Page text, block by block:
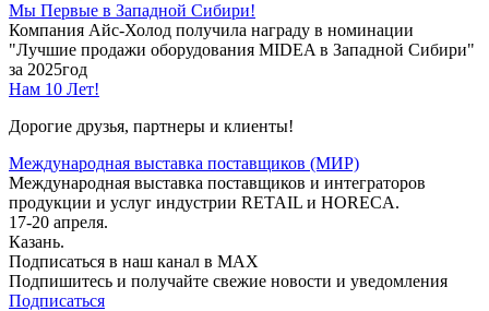
Мы Первые в Западной Сибири!
Компания Айс-Холод получила награду в номинации
"Лучшие продажи оборудования MIDEA в Западной Сибири"
за 2025год
Нам 10 Лет!
Дорогие друзья, партнеры и клиенты!
Международная выставка поставщиков (МИР)
Международная выставка поставщиков и интеграторов
продукции и услуг индустрии RETAIL и HORECA.
17-20 апреля.
Казань.
Подписаться в наш канал в MAX
Подпишитесь и получайте свежие новости и уведомления
Подписаться